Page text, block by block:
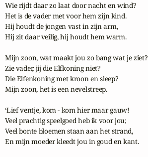
Wie rijdt daar zo laat door nacht en wind?
Het is de vader met voor hem zijn kind.
Hij houdt de jongen vast in zijn arm,
Hij zit daar veilig, hij houdt hem warm.
Mijn zoon, wat maakt jou zo bang wat je ziet?
Zie vader, jij die Elfkoning niet?
Die Elfenkoning met kroon en sleep?
Mijn zoon, het is een nevelstreep.
‘Lief ventje, kom - kom hier maar gauw!
Veel prachtig speelgoed heb ik voor jou;
Veel bonte bloemen staan aan het strand,
En mijn moeder kleedt jou in goud en kant.